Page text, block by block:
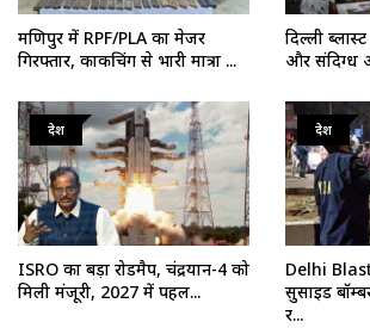
मणिपुर में RPF/PLA का मेजर
गिरफ्तार, काकचिंग से भारी मात्रा ...
दिल्ली
और संदिग्ध
देश
ISRO का बड़ा रोडमैप, चंद्रयान-4 को
मिली मंजूरी, 2027 में पहल...
देश
Delhi
सुसाइड
र...